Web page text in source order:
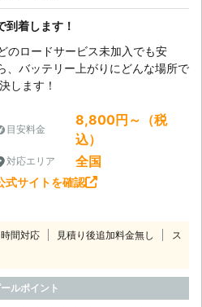
着します！
のロードサービス未加入でも安
、バッテリー上がりにどんな場所で
します！
目安料金
8,800円～（税
込）
対応エリア 全国
式サイトを確認
間対応 見積り後追加料金無し
ス
ルポイント